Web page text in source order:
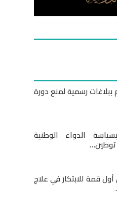
ببلاغات رسمية لمنع دورة
الدواء الوطنية
توطين…
قمة للابتكار في علاج